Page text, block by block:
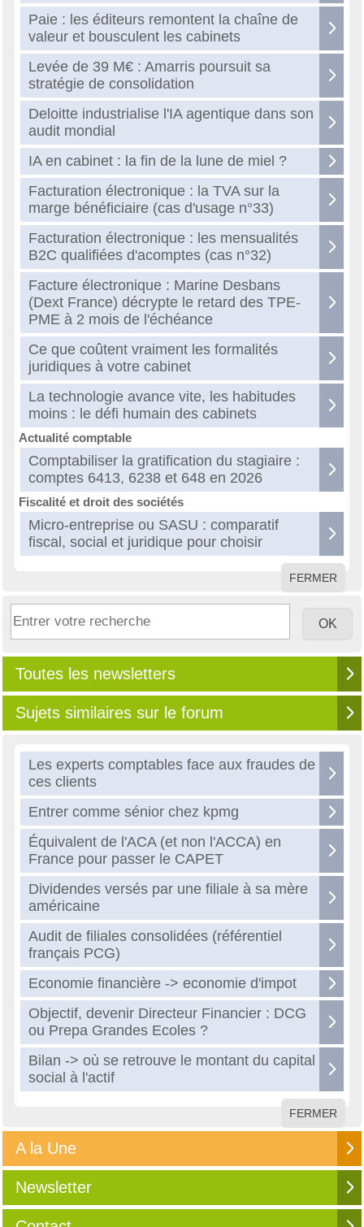
Paie : les éditeurs remontent la chaîne de
valeur et bousculent les cabinets
Levée de 39 M€ : Amarris poursuit sa
stratégie de consolidation
Deloitte industrialise l'IA agentique dans son
audit mondial
IA en cabinet : la fin de la lune de miel ?
Facturation électronique : la TVA sur la
marge bénéficiaire (cas d'usage n°33)
Facturation électronique : les mensualités
B2C qualifiées d'acomptes (cas n°32)
Facture électronique : Marine Desbans
(Dext France) décrypte le retard des TPE-
PME à 2 mois de l'échéance
Ce que coûtent vraiment les formalités
juridiques à votre cabinet
La technologie avance vite, les habitudes
moins : le défi humain des cabinets
Actualité comptable
Comptabiliser la gratification du stagiaire :
comptes 6413, 6238 et 648 en 2026
Fiscalité et droit des sociétés
Micro-entreprise ou SASU : comparatif
fiscal, social et juridique pour choisir
FERMER
Toutes les newsletters
Sujets similaires sur le forum
Les experts comptables face aux fraudes de
ces clients
Entrer comme sénior chez kpmg
Équivalent de l'ACA (et non l'ACCA) en
France pour passer le CAPET
Dividendes versés par une filiale à sa mère
américaine
Audit de filiales consolidées (référentiel
français PCG)
Economie financière -> economie d'impot
Objectif, devenir Directeur Financier : DCG
ou Prepa Grandes Ecoles ?
Bilan -> où se retrouve le montant du capital
social à l'actif
FERMER
A la Une
Newsletter